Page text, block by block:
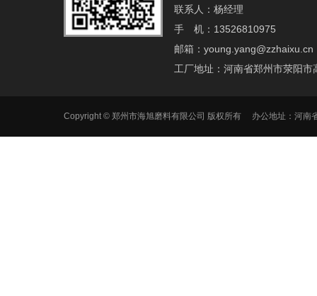
联系人：杨经理
手 机：13526810975
邮箱：young.yang@zzhaixu.cn
工厂地址：河南省郑州市荥阳市
Copyright © 郑州市海旭磨料有限公司 版权所有 办公地址：河